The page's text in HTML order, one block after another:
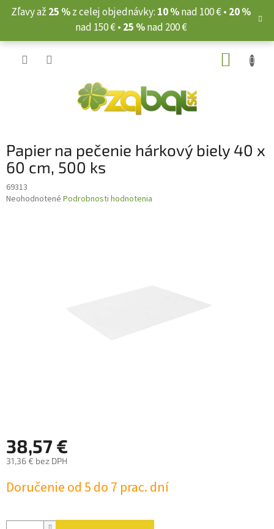
Prejsť
Zľavy až 25 %z celej objednávky: 10 %nad 100 € • 20 %
nad 150 € • 25 %nad 200 €
Papier na pečenie hárkový biely 40 x
60 cm, 500 ks
69313
Priemerné
Neohodnotené Podrobnosti hodnotenia
38,57 €
31,36 € bez DPH
cena:
Doručenie od 5 do 7 prac. dní